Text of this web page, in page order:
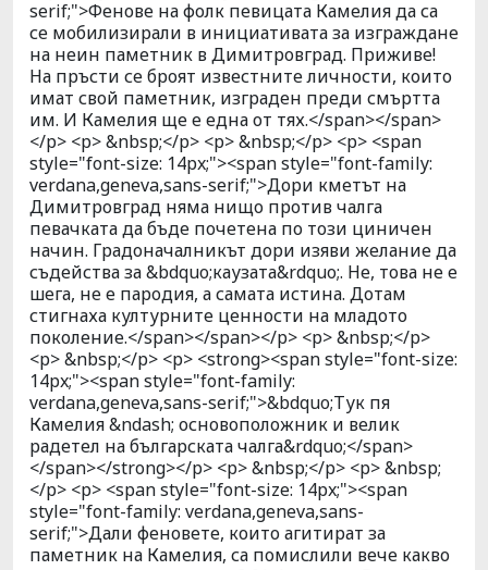
serif;">Фенове на фолк певицата Камелия да са
се мобилизирали в инициативата за изграждане
на неин паметник в Димитровград. Приживе!
На пръсти се броят известните личности, които
имат свой паметник, изграден преди смъртта
им. И Камелия ще е една от тях.</span></span>
</p> <p> &nbsp;</p> <p> &nbsp;</p> <p> <span
style="font-size: 14px;"><span style="font-family:
verdana,geneva,sans-serif;">Дори кметът на
Димитровград няма нищо против чалга
певачката да бъде почетена по този циничен
начин. Градоначалникът дори изяви желание да
съдейства за &bdquo;каузата&rdquo;. Не, това не е
шега, не е пародия, а самата истина. Дотам
стигнаха културните ценности на младото
поколение.</span></span></p> <p> &nbsp;</p>
<p> &nbsp;</p> <p> <strong><span style="font-size:
14px;"><span style="font-family:
verdana,geneva,sans-serif;">&bdquo;Тук пя
Камелия &ndash; основоположник и велик
радетел на българската чалга&rdquo;</span>
</span></strong></p> <p> &nbsp;</p> <p> &nbsp;
</p> <p> <span style="font-size: 14px;"><span
style="font-family: verdana,geneva,sans-
serif;">Дали феновете, които агитират за
паметник на Камелия, са помислили вече какво